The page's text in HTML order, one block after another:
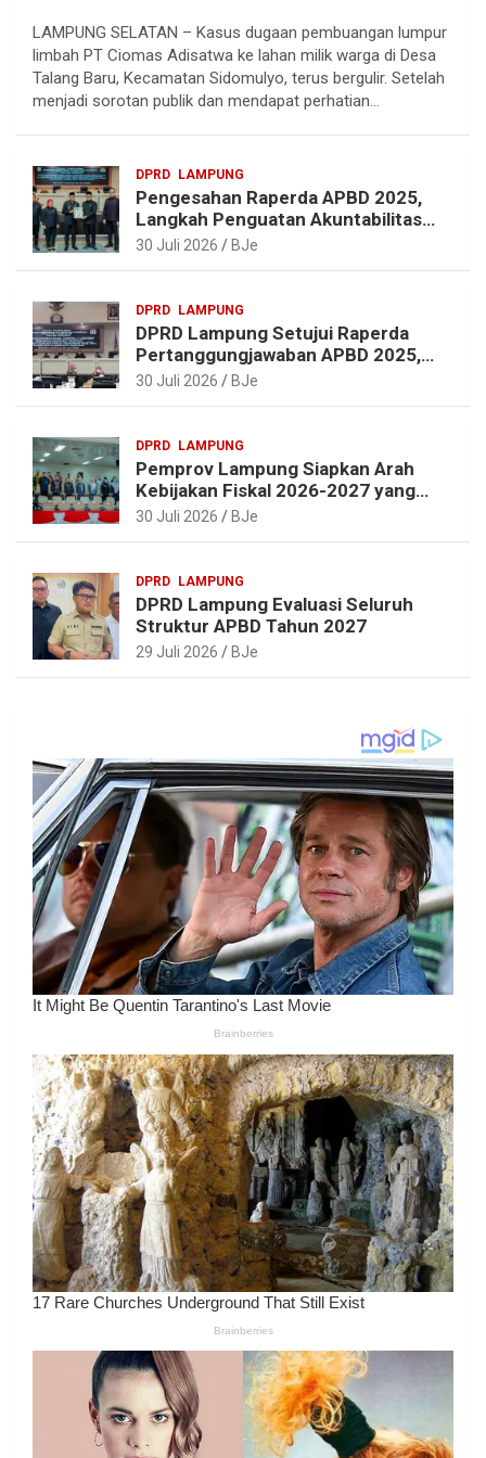
l
e
g
m
c
e
b
k
n
t
e
s
t
a
t
s
p
LAMPUNG SELATAN – Kasus dugaan pembuangan lumpur
limbah PT Ciomas Adisatwa ke lahan milik warga di Desa
Talang Baru, Kecamatan Sidomulyo, terus bergulir. Setelah
menjadi sorotan publik dan mendapat perhatian…
DPRD LAMPUNG
Pengesahan Raperda APBD 2025,
Langkah Penguatan Akuntabilitas
dan Pembangunan Lampung
30 Juli 2026 BJe
DPRD LAMPUNG
DPRD Lampung Setujui Raperda
Pertanggungjawaban APBD 2025,
Beri Sejumlah Rekomendasi
30 Juli 2026 BJe
DPRD LAMPUNG
Pemprov Lampung Siapkan Arah
Kebijakan Fiskal 2026-2027 yang
Realistis dan Berkelanjutan
30 Juli 2026 BJe
DPRD LAMPUNG
DPRD Lampung Evaluasi Seluruh
Struktur APBD Tahun 2027
29 Juli 2026 BJe